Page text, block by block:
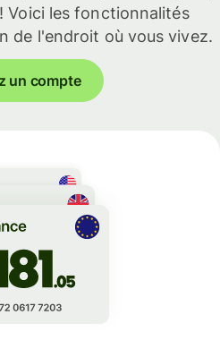
Voici les fonctionnalités
de l'endroit où vous vivez.
un compte